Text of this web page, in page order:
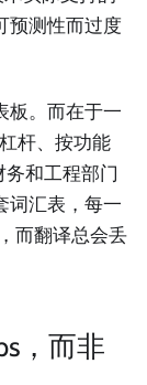
预测性而过度
板。而在于一
杆、按功能
和工程部门
词汇表，每一
而翻译总会丢
，而非